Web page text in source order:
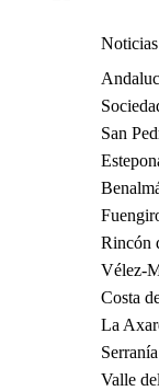
San
Rincón
Vélez-
Costa
La
Valle